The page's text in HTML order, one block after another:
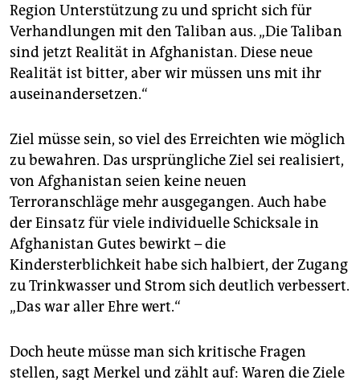
Region Unterstützung zu und spricht sich für
Verhandlungen mit den Taliban aus. „Die Taliban
sind jetzt Realität in Afghanistan. Diese neue
Realität ist bitter, aber wir müssen uns mit ihr
auseinandersetzen.“
Ziel müsse sein, so viel des Erreichten wie möglich
zu bewahren. Das ursprüngliche Ziel sei realisiert,
von Afghanistan seien keine neuen
Terroranschläge mehr ausgegangen. Auch habe
der Einsatz für viele individuelle Schicksale in
Afghanistan Gutes bewirkt – die
Kindersterblichkeit habe sich halbiert, der Zugang
zu Trinkwasser und Strom sich deutlich verbessert.
„Das war aller Ehre wert.“
Doch heute müsse man sich kritische Fragen
stellen, sagt Merkel und zählt auf: Waren die Ziele